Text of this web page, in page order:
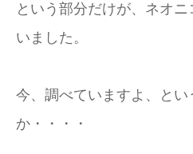
という部分だけが、ネオ
いました。
今、調べていますよ、と
か・・・・